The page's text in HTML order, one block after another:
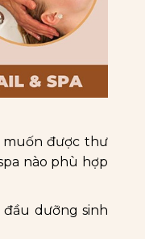
muốn được thư
nào phù hợp
đầu dưỡng sinh